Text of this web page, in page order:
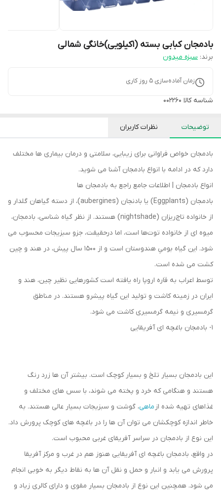
بادمجان کبابی بسته (1کیلویی)خانگی شمالی
برند: سبزه میدون
زمان آماده‌سازی 5 روز کاری
شناسه کالا 002260
توضیحات نظرات کاربران
بادمجان خواص فراوانی برای زیبایی، سلامتی و درمان بیماری ها مختلف
دارد که در ادامه با انواع بادمجان آشنا می شوید.
انواع بادمجان | اطلاعات جامع راجع به بادمجان ها
بادمجان (Eggplants) یا بادنجان (aubergines)، از دسته گیاهان گلدار و
از خانواده تاج‌ریزان (nightshade) هستند. از نظر گیاه شناسی، بادمجان،
میوه ای از خانواده توت‌ها است، اما درحقیقت، جزو سبزیجات محسوب می
شود. این گیاه بومیِ هندوستان است و از ۱۵۰۰ سال پیش، در هند و چین
کشت می شده است.
توسط اعراب به قاره اروپا راه یافته است کشورهایی نظیر چین، هند و
ایران در زمینه کاشت و تولید این گیاه پیشرو هستند. در مناطق
گرمسیری و نیمه گرمسیری کاشت می شود.
1- بادمجان باغچه ای آفریقایی
این بادمجان بسیار تلخ و بسیار کوچک است. بیشتر آن ها زرد رنگ
هستند و هنگامی که خرد و پخته می شوند، با سس‌ های مختلف و
غذاهای تهیه ‌شده از ماهی، گوشت و سبزیجات بسیار عالی هستند. به
خاطر اندازه کوچکشان می توان آن ‌ها را در باغچه ‌های کوچک پرورش داد.
این نوع از بادمجان در سراسر آفریقای غربی محبوب است.
در واقع، بادمجان باغچه ای آفریقایی هنوز هم در غرب و مرکز آفریقا
پرورش می یابد و انبار و حمل و نقل آن ها به نقاط دیگر به خوبی انجام
می شود. همچنین این نوع از بادمجان بسیار مقوی و دارای کالری زیاد و